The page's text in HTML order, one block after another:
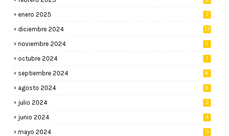
enero 2025 7
diciembre 2024 13
noviembre 2024 1
octubre 2024 1
septiembre 2024 6
agosto 2024 6
julio 2024 2
junio 2024 4
mayo 2024 3